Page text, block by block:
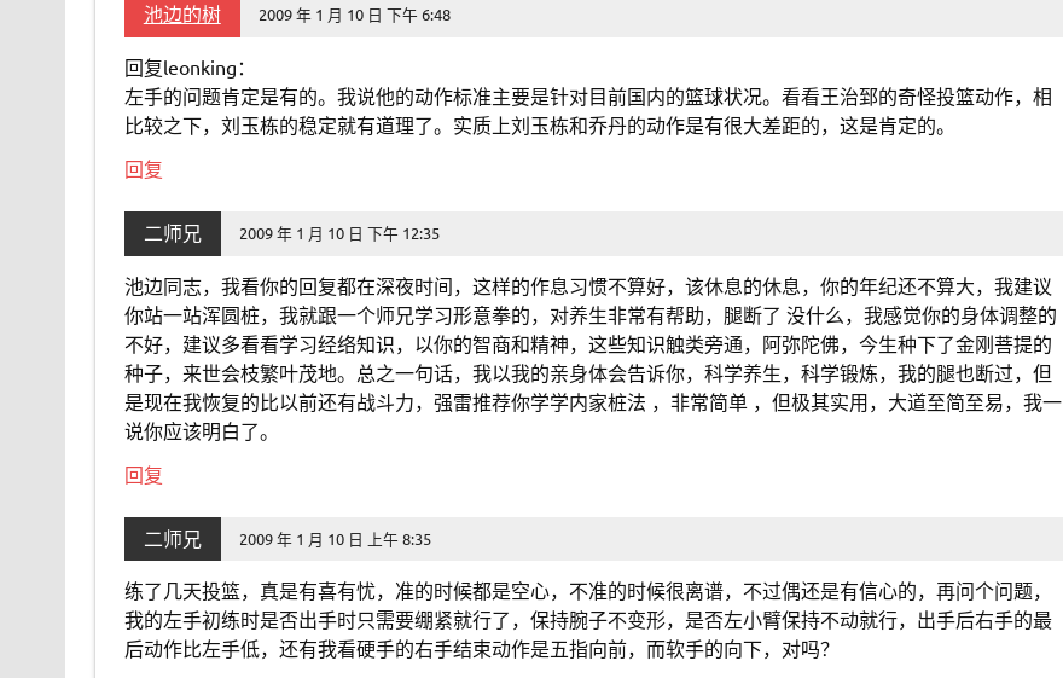
池边的树 2009 年 1 月 10 日 下午 6:48
回复leonking：
左手的问题肯定是有的。我说他的动作标准主要是针对目前国内的篮球状况。看看王治郅的奇怪投篮动作，相
比较之下，刘玉栋的稳定就有道理了。实质上刘玉栋和乔丹的动作是有很大差距的，这是肯定的。
回复
二师兄 2009 年 1 月 10 日 下午 12:35
池边同志，我看你的回复都在深夜时间，这样的作息习惯不算好，该休息的休息，你的年纪还不算大，我建议
你站一站浑圆桩，我就跟一个师兄学习形意拳的，对养生非常有帮助，腿断了 没什么，我感觉你的身体调整的
不好，建议多看看学习经络知识，以你的智商和精神，这些知识触类旁通，阿弥陀佛，今生种下了金刚菩提的
种子，来世会枝繁叶茂地。总之一句话，我以我的亲身体会告诉你，科学养生，科学锻炼，我的腿也断过，但
是现在我恢复的比以前还有战斗力，强雷推荐你学学内家桩法 ，非常简单 ，但极其实用，大道至简至易，我一
说你应该明白了。
回复
二师兄 2009 年 1 月 10 日 上午 8:35
练了几天投篮，真是有喜有忧，准的时候都是空心，不准的时候很离谱，不过偶还是有信心的，再问个问题，
我的左手初练时是否出手时只需要绷紧就行了，保持腕子不变形，是否左小臂保持不动就行，出手后右手的最
后动作比左手低，还有我看硬手的右手结束动作是五指向前，而软手的向下，对吗？